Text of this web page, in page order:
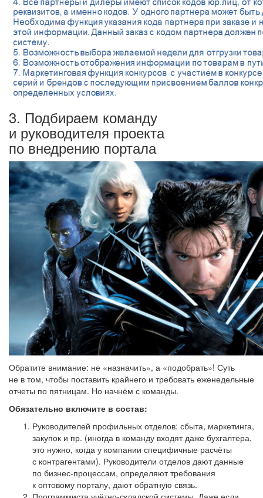
3. Подбираем команду
и руководителя проекта
по внедрению портала
Обратите внимание: не «назначить», а «подобрать»! Суть
не в том, чтобы поставить крайнего и требовать еженедельные
отчеты по пятницам. Но начнём с команды.
Обязательно включите в состав:
Руководителей профильных отделов: сбыта, маркетинга,
закупок и пр. (иногда в команду входят даже бухгалтера,
это нужно, когда у компании специфичные расчёты
с контрагентами). Руководители отделов дают данные
по бизнес-процессам, определяют требования
к оптовому порталу, дают обратную связь.